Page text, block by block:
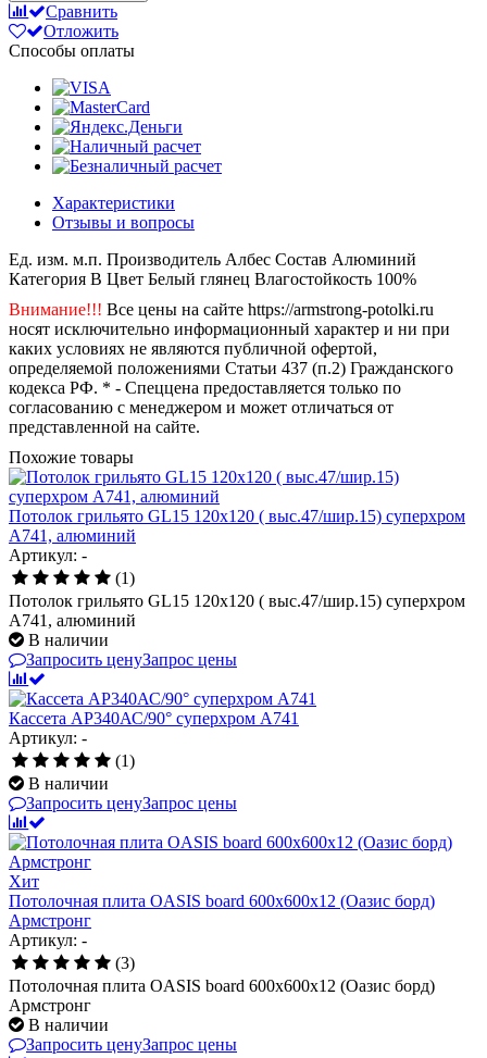
Сравнить
Отложить
Способы оплаты
Характеристики
Отзывы и вопросы
Ед. изм. м.п. Производитель Албес Состав Алюминий
Категория B Цвет Белый глянец Влагостойкость 100%
Внимание!!! Все цены на сайте https://armstrong-potolki.ru
носят исключительно информационный характер и ни при
каких условиях не являются публичной офертой,
определяемой положениями Статьи 437 (п.2) Гражданского
кодекса РФ. * - Спеццена предоставляется только по
согласованию с менеджером и может отличаться от
представленной на сайте.
Похожие товары
Потолок грильято GL15 120х120 ( выс.47/шир.15) суперхром
А741, алюминий
Артикул: -
(1)
Потолок грильято GL15 120х120 ( выс.47/шир.15) суперхром
А741, алюминий
В наличии
Запросить ценуЗапрос цены
Кассета AP340АС/90° суперхром А741
Артикул: -
(1)
В наличии
Запросить ценуЗапрос цены
Хит
Потолочная плита OASIS board 600x600x12 (Оазис борд)
Армстронг
Артикул: -
(3)
Потолочная плита OASIS board 600x600x12 (Оазис борд)
Армстронг
В наличии
Запросить ценуЗапрос цены